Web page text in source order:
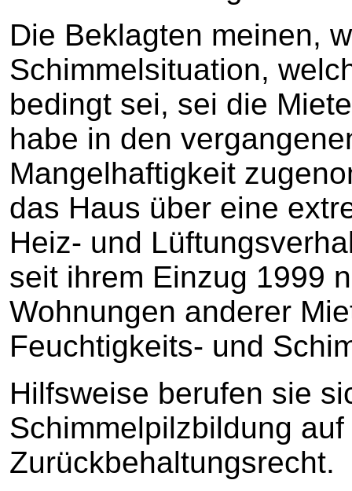
Die Beklagten meinen,
Schimmelsituation,
bedingt sei, sei die
habe in den
Mangelhaftigkeit
das Haus über eine
Heiz- und
seit ihrem Einzug 1999
Wohnungen anderer
Feuchtigkeits- und
Hilfsweise berufen sie
Schimmelpilzbildung auf
Zurückbehaltungsrecht.